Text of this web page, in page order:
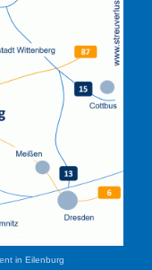
in Eilenburg